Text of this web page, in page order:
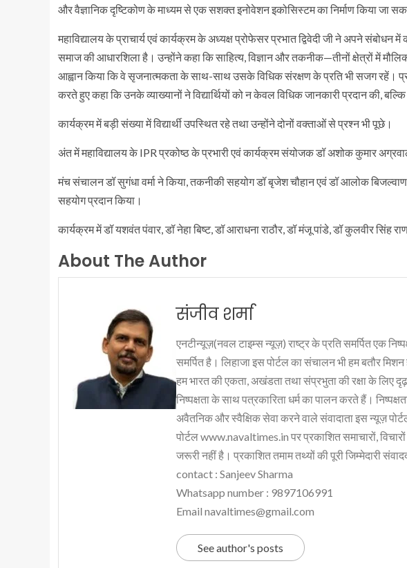
और वैज्ञानिक दृष्टिकोण के माध्यम से एक सशक्त इनोवेशन इकोसिस्टम का निर्माण किया जा
महाविद्यालय के प्राचार्य एवं कार्यक्रम के अध्यक्ष प्रोफेसर प्रभात द्विवेदी जी ने अपने
समाज की आधारशिला है। उन्होंने कहा कि साहित्य, विज्ञान और तकनीक—तीनों क्षेत्रों में
आह्वान किया कि वे सृजनात्मकता के साथ-साथ उसके विधिक संरक्षण के प्रति भी सजग रहें।
करते हुए कहा कि उनके व्याख्यानों ने विद्यार्थियों को न केवल विधिक जानकारी प्रदान की,
कार्यक्रम में बड़ी संख्या में विद्यार्थी उपस्थित रहे तथा उन्होंने दोनों वक्ताओं से प्रश्न भी पूछे।
अंत में महाविद्यालय के IPR प्रकोष्ठ के प्रभारी एवं कार्यक्रम संयोजक डॉ अशोक कुमार
मंच संचालन डॉ सुगंधा वर्मा ने किया, तकनीकी सहयोग डॉ बृजेश चौहान एवं डॉ आलोक
सहयोग प्रदान किया।
कार्यक्रम में डॉ यशवंत पंवार, डॉ नेहा बिष्ट, डॉ आराधना राठौर, डॉ मंजू पांडे, डॉ कुलवीर सिंह
About The Author
संजीव शर्मा
एनटीन्यूज़(नवल टाइम्स न्यूज़) राष्ट्र के प्रति समर्पित एक
समर्पित है। लिहाजा इस पोर्टल का संचालन भी हम बतौर मिशन
हम भारत की एकता, अखंडता तथा संप्रभुता की रक्षा के लिए
निष्पक्षता के साथ पत्रकारिता धर्म का पालन करते हैं।
अवैतनिक और स्वैक्षिक सेवा करने वाले संवादाता इस न्यूज़
पोर्टल www.navaltimes.in पर प्रकाशित समाचारों,
जरूरी नहीं है। प्रकाशित तमाम तथ्यों की पूरी जिम्मेदारी
contact : Sanjeev Sharma
Whatsapp number : 9897106991
Email navaltimes@gmail.com
See author's posts